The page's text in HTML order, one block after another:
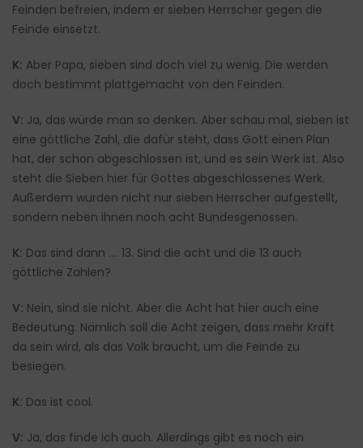
Feinden befreien, indem er sieben Herrscher gegen die
Feinde einsetzt.
K: Aber Papa, sieben sind doch viel zu wenig. Die werden
doch bestimmt plattgemacht von den Feinden.
V: Ja, das würde man so denken. Aber schau mal, sieben ist
eine göttliche Zahl, die dafür steht, dass Gott einen Plan
hat, der schon abgeschlossen ist, und es sein Werk ist. Also
steht die Sieben hier für Gottes abgeschlossenes Werk.
Außerdem wurden nicht nur sieben Herrscher aufgestellt,
sondern neben ihnen noch acht Bundesgenossen.
K: Das sind dann …. 13. Sind die acht und die 13 auch
göttliche Zahlen?
V: Nein, sind sie nicht. Aber die Acht hat hier auch eine
Bedeutung. Nämlich soll die Acht zeigen, dass mehr Kraft
da sein wird, als das Volk braucht, um die Feinde zu
besiegen.
K: Das ist cool.
V: Ja, das finde ich auch. Allerdings gibt es noch ein